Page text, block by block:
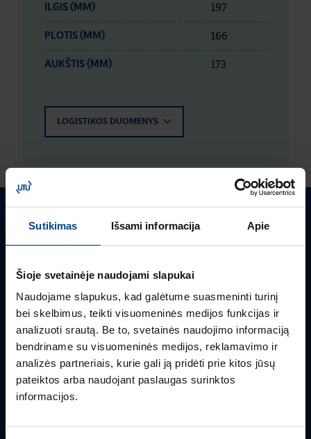
Sutikimas Išsami informacija Apie
Šioje svetainėje naudojami slapukai
Naudojame slapukus, kad galėtume suasmeninti turinį
bei skelbimus, teikti visuomeninės medijos funkcijas ir
analizuoti srautą. Be to, svetainės naudojimo informaciją
bendriname su visuomeninės medijos, reklamavimo ir
analizės partneriais, kurie gali ją pridėti prie kitos jūsų
pateiktos arba naudojant paslaugas surinktos
informacijos.
ILGIS (MM) 197
PLOTIS (MM) 166
AUKŠTIS (MM) 173
LOGISTIKOS DUOMENYS
Turite klausimų? Susisiekite